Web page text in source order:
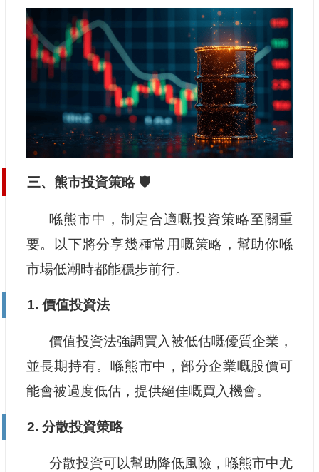
三、熊市投資策略 🛡️
喺熊市中，制定合適嘅投資策略至關重
要。以下將分享幾種常用嘅策略，幫助你喺
市場低潮時都能穩步前行。
1. 價值投資法
價值投資法強調買入被低估嘅優質企業，
並長期持有。喺熊市中，部分企業嘅股價可
能會被過度低估，提供絕佳嘅買入機會。
2. 分散投資策略
分散投資可以幫助降低風險，喺熊市中尤